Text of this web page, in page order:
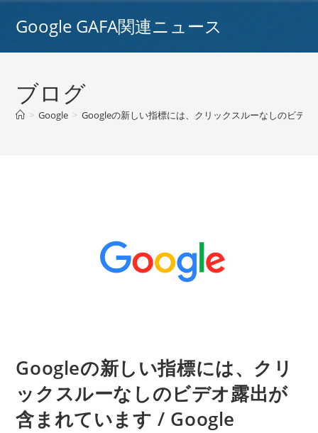
Google GAFA関連ニュース
ブログ
> Google > Googleの新しい指標には、クリックスルーなしのビデ
Googleの新しい指標には、クリ
ックスルーなしのビデオ露出が
含まれています / Google